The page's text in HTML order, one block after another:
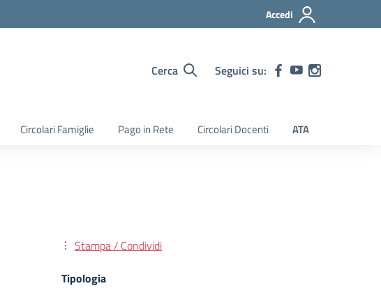
Accedi
Cerca Seguici su:
Circolari Famiglie Pago in Rete Circolari Docenti ATA
Stampa / Condividi
Tipologia